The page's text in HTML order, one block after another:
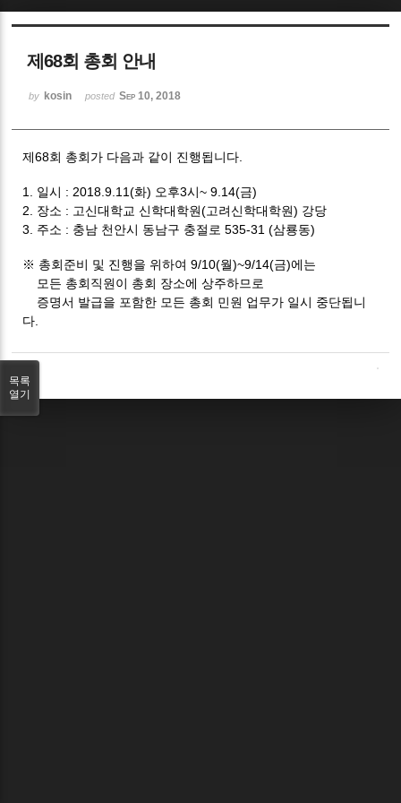
제68회 총회 안내
by kosin posted Sep 10, 2018
제68회 총회가 다음과 같이 진행됩니다.
1. 일시 : 2018.9.11(화) 오후3시~ 9.14(금)
2. 장소 : 고신대학교 신학대학원(고려신학대학원) 강당
3. 주소 : 충남 천안시 동남구 충절로 535-31 (삼룡동)
※ 총회준비 및 진행을 위하여 9/10(월)~9/14(금)에는
모든 총회직원이 총회 장소에 상주하므로
증명서 발급을 포함한 모든 총회 민원 업무가 일시 중단됩니
다.
목록
열기
Sketchbook5, 스케치북5
Sketchbook5, 스케치북5